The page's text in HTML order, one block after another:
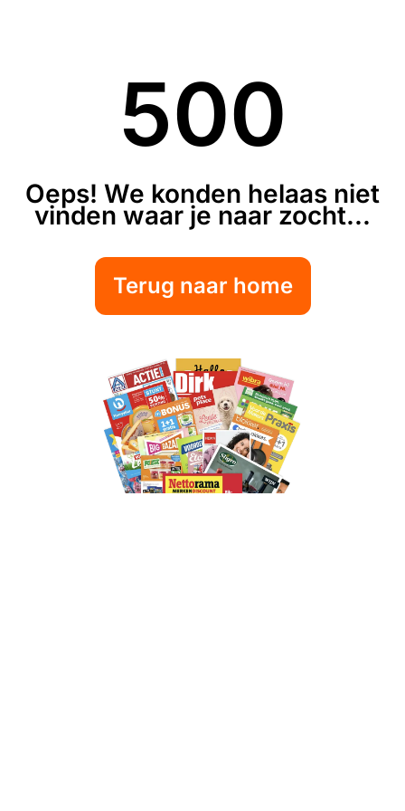
500
Oeps! We konden helaas niet
vinden waar je naar zocht...
Terug naar home